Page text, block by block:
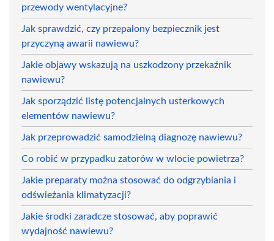
przewody wentylacyjne?
Jak sprawdzić, czy przepalony bezpiecznik jest
przyczyną awarii nawiewu?
Jakie objawy wskazują na uszkodzony przekaźnik
nawiewu?
Jak sporządzić listę potencjalnych usterkowych
elementów nawiewu?
Jak przeprowadzić samodzielną diagnozę nawiewu?
Co robić w przypadku zatorów w wlocie powietrza?
Jakie preparaty można stosować do odgrzybiania i
odświeżania klimatyzacji?
Jakie środki zaradcze stosować, aby poprawić
wydajność nawiewu?